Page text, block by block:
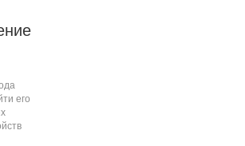
его